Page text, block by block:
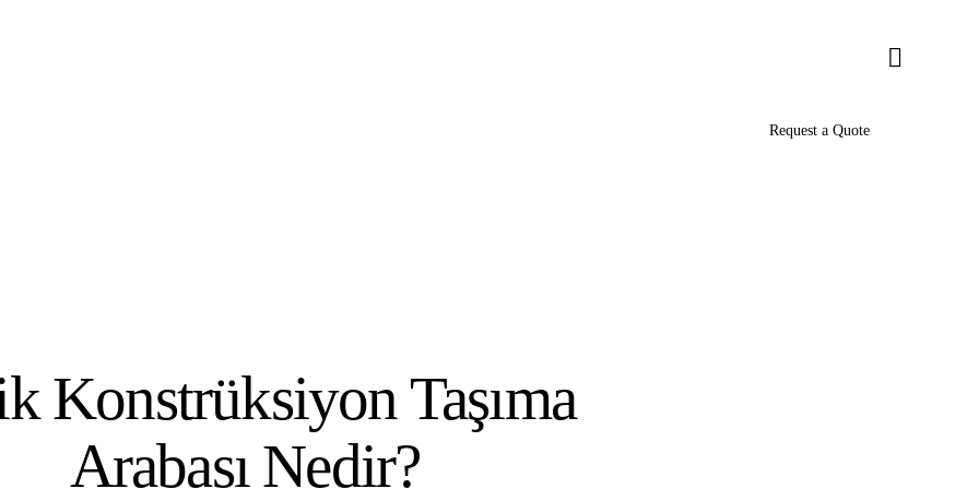
Request a Quote
Konstrüksiyon Taşıma
Arabası Nedir?